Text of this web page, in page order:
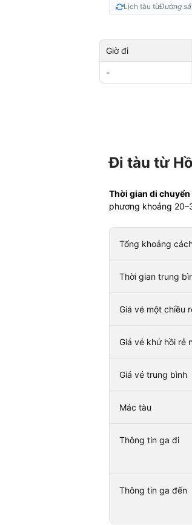
Lịch tàu từĐường
Giờ đi
-
Đi tàu từ
Thời gian di chuyển
phương khoảng
Tổng khoảng
Thời gian trung
Giá vé một chiều
Giá vé khứ hồi rẻ
Giá vé trung bình
Mác tàu
Thông tin ga đi
Thông tin ga đến